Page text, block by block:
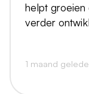
helpt groeien
verder
1 maand